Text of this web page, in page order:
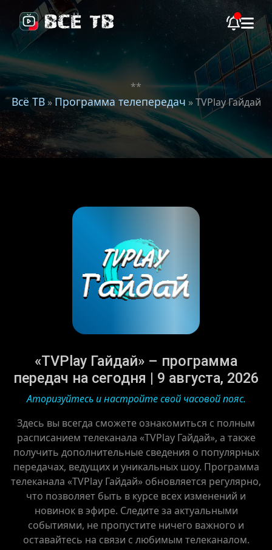
**
Всё ТВ»Программа телепередач » TVPlay Гайдай
«TVPlay Гайдай» – программа
передач на сегодня | 9 августа, 2026
Аторизуйтесь и настройте свой часовой пояс.
Здесь вы всегда сможете ознакомиться с полным
расписанием телеканала «TVPlay Гайдай», а также
получить дополнительные сведения о популярных
передачах, ведущих и уникальных шоу. Программа
телеканала «TVPlay Гайдай» обновляется регулярно,
что позволяет быть в курсе всех изменений и
новинок в эфире. Следите за актуальными
событиями, не пропустите ничего важного и
оставайтесь на связи с любимым телеканалом.